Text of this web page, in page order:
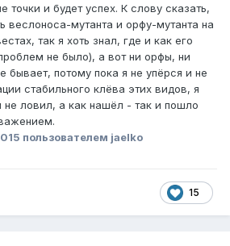
точки и будет успех. К слову сказать,
веслоноса-мутанта и орфу-мутанта на
так я хоть знал, где и как его
не было), а вот ни орфы, ни
бывает, потому пока я не упёрся и не
стабильного клёва этих видов, я
не ловил, а как нашёл - так и пошло
пользователем jaelko
15